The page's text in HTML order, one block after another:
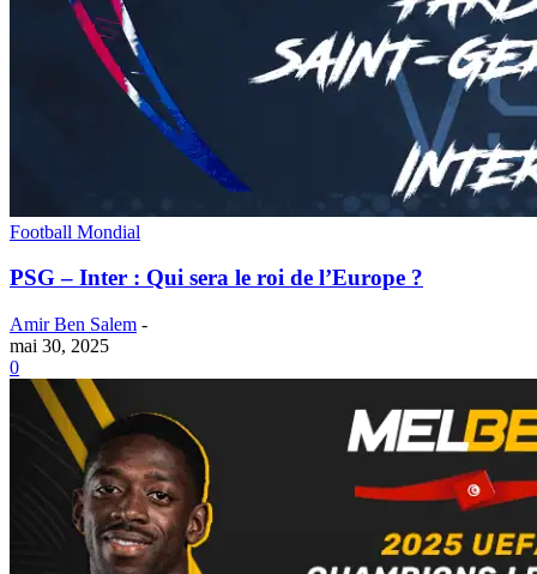
Football Mondial
PSG – Inter : Qui sera le roi de l’Europe ?
Amir Ben Salem -
mai 30, 2025
0